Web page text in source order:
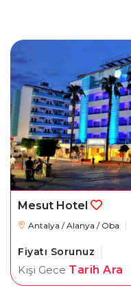
Mesut Hotel
Antalya / Alanya / Oba
Fiyatı Sorunuz
Kişi Gece Tarih Ara